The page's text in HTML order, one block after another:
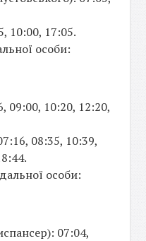
10:00, 17:05.
особи:
09:00, 10:20, 12:20,
08:35, 10:39,
особи:
07:04,